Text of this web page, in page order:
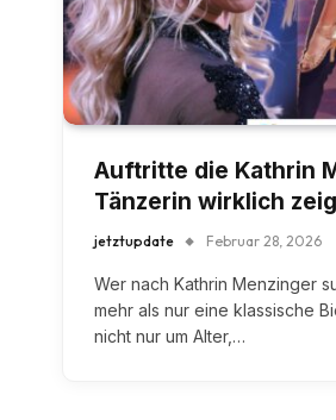
Auftritte die Kathrin
Tänzerin wirklich
jetztupdate Februar 28, 2026
Wer nach Kathrin Menzinger
mehr als nur eine klassische
nicht nur um Alter,…